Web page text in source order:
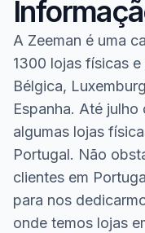
A Zeeman é uma
1300 lojas físicas
Bélgica,
Espanha. Até
algumas lojas
Portugal. Não
clientes em
para nos
onde temos lojas